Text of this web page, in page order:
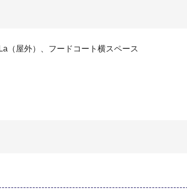
（屋外）、フードコート横スペース